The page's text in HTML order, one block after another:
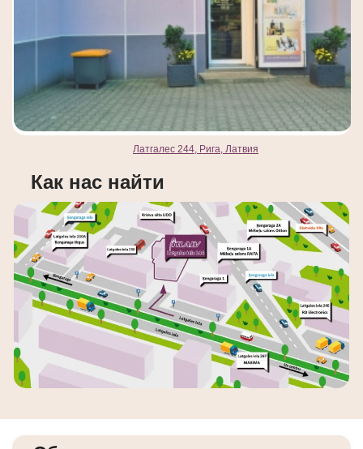
Латгалес 244, Рига, Латвия
Как нас найти